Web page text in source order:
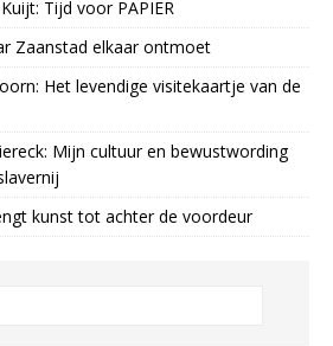
Tijd voor PAPIER
Zaanstad elkaar ontmoet
Het levendige visitekaartje van de
Mijn cultuur en bewustwording
kunst tot achter de voordeur